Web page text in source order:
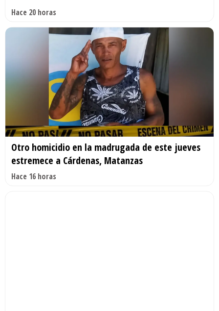
Hace 20 horas
Otro homicidio en la madrugada de este jueves
estremece a Cárdenas, Matanzas
Hace 16 horas